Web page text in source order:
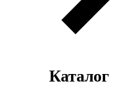
Каталог